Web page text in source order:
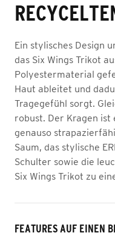
Ein stylisches Design
das Six Wings Trikot
Polyestermaterial
Haut ableitet und
Tragegefühl sorgt.
robust. Der Kragen
genauso
Saum, das stylische
Schulter sowie die
Six Wings Trikot zu
FEATURES AUF EINEN